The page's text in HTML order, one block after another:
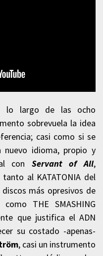
lo largo de las ocho
sobrevuela la idea
casi como si se
nuevo idioma, propio y
con Servant of All,
tanto al KATATONIA del
más opresivos de
THE SMASHING
que justifica el ADN
su costado -apenas-
, casi un instrumento